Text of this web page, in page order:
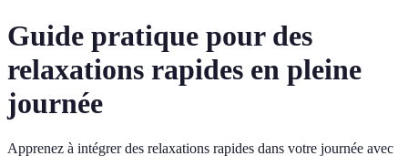
Guide pratique pour des
relaxations rapides en pleine
journée
Apprenez à intégrer des relaxations rapides dans votre journée avec